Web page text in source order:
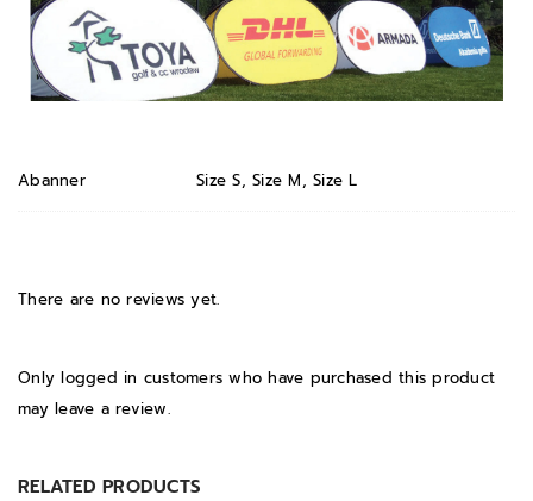
Abanner Size S, Size M, Size L
There are no reviews yet.
Only logged in customers who have purchased this product
may leave a review.
RELATED PRODUCTS